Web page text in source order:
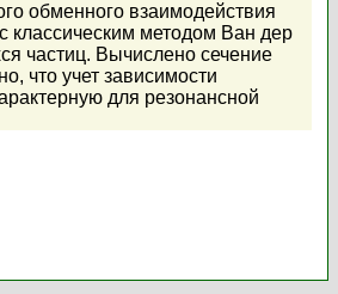
обменного взаимодействия
классическим методом Ван дер
частиц. Вычислено сечение
что учет зависимости
для резонансной